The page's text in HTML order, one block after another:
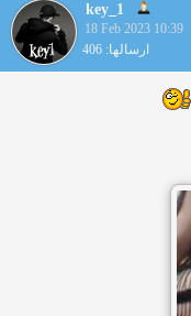
key_1
18 Feb 2023 10:39
ارسالها: 406